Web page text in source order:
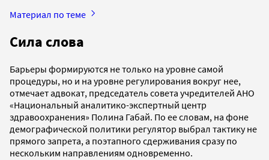
Материал по теме
Сила слова
Барьеры формируются не только на уровне самой
процедуры, но и на уровне регулирования вокруг нее,
отмечает адвокат, председатель совета учредителей АНО
«Национальный аналитико-экспертный центр
здравоохранения» Полина Габай. По ее словам, на фоне
демографической политики регулятор выбрал тактику не
прямого запрета, а поэтапного сдерживания сразу по
нескольким направлениям одновременно.